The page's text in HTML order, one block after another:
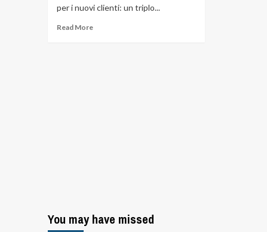
per i nuovi clienti: un triplo...
Read More
You may have missed